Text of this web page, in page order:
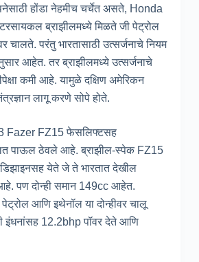
होंडा नेहमीच चर्चेत असते, Honda
ब्राझीलमध्ये मिळते जी पेट्रोल
चालते. परंतु भारतासाठी उत्सर्जनाचे नियम
आहेत. तर ब्राझीलमध्ये उत्सर्जनाचे
कमी आहे. यामुळे दक्षिण अमेरिकन
लागू करणे सोपे होते.
Fazer FZ15 फेसलिफ्टसह
पाऊल ठेवले आहे. ब्राझील-स्पेक FZ15
डिझाइनसह येते जे ते भारतात देखील
पण दोन्ही समान 149cc आहेत.
आणि इथेनॉल या दोन्हीवर चालू
इंधनांसह 12.2bhp पॉवर देते आणि